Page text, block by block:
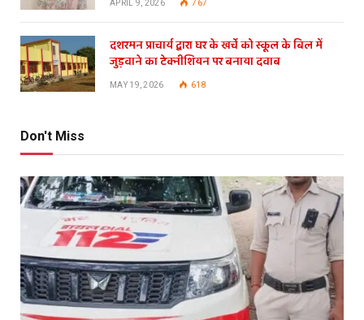
APRIL 9, 2026 767
दशरमन प्राचार्य द्वारा घर के खर्चे को स्कूल के बिल में
जुड़वाने का टेक्नीशियन पर बनाया दवाब
MAY 19, 2026 618
Don't Miss